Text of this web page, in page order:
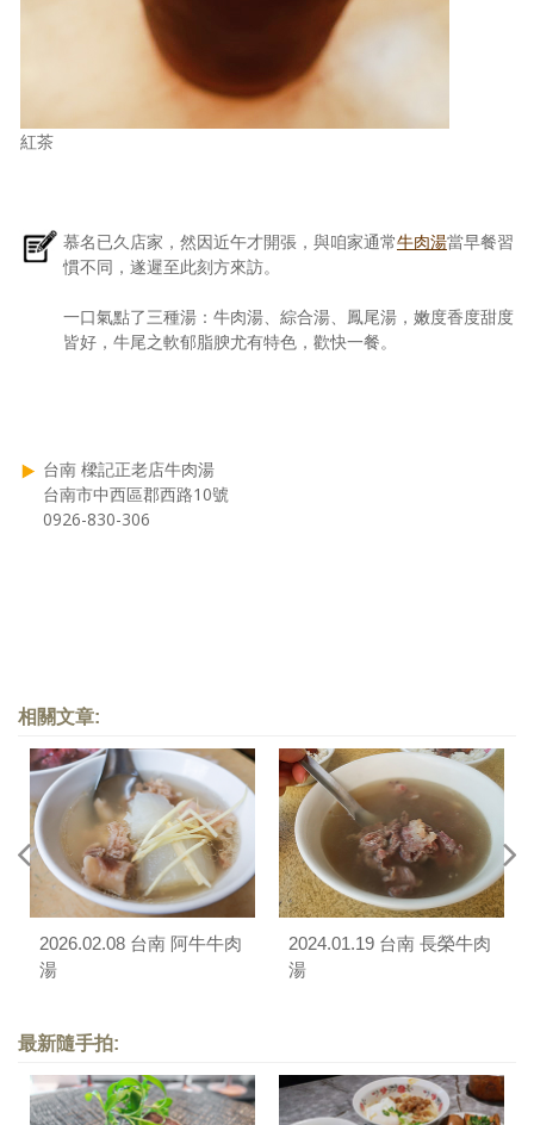
紅茶
慕名已久店家，然因近午才開張，與咱家通常牛肉湯當早餐習
慣不同，遂遲至此刻方來訪。
一口氣點了三種湯：牛肉湯、綜合湯、鳳尾湯，嫩度香度甜度
皆好，牛尾之軟郁脂腴尤有特色，歡快一餐。
台南 樑記正老店牛肉湯
台南市中西區郡西路10號
0926-830-306
相關文章:
2026.02.08 台南 阿牛牛肉
湯
2024.01.19 台南 長榮牛肉
湯
最新隨手拍: